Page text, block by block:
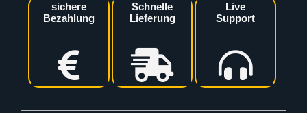
sichere
Bezahlung
Schnelle
Lieferung
Live
Support